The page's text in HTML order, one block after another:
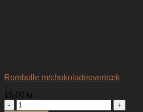
Rombolle m/chokoladeovertræk
15,00 kr.
Rombolle